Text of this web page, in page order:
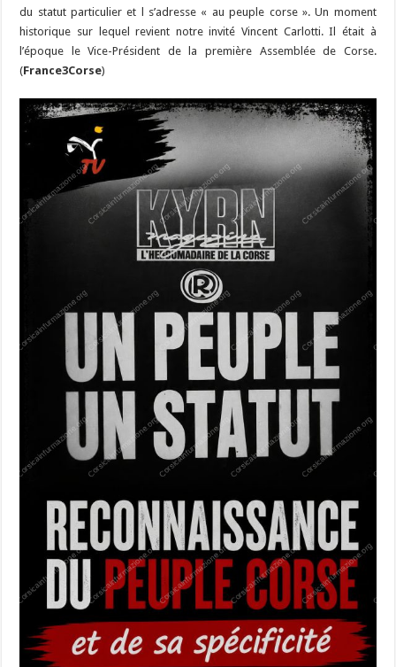
du statut particulier et l s’adresse « au peuple corse ». Un moment
historique sur lequel revient notre invité Vincent Carlotti. Il était à
l’époque le Vice-Président de la première Assemblée de Corse.
(France3Corse)